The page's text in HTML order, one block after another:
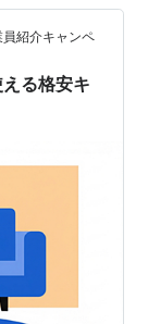
紹介キャンペ
る格安キ